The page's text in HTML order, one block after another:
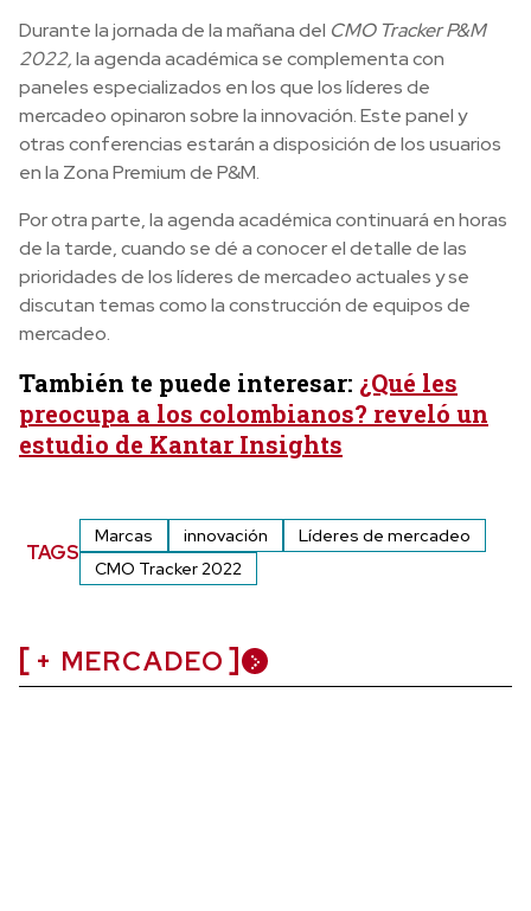
Durante la jornada de la mañana del CMO Tracker P&M
2022,la agenda académica se complementa con
paneles especializados en los que los líderes de
mercadeo opinaron sobre la innovación. Este panel y
otras conferencias estarán a disposición de los usuarios
en la Zona Premium de P&M.
Por otra parte, la agenda académica continuará en horas
de la tarde, cuando se dé a conocer el detalle de las
prioridades de los líderes de mercadeo actuales y se
discutan temas como la construcción de equipos de
mercadeo.
También te puede interesar: ¿Qué les
preocupa a los colombianos? reveló un
estudio de Kantar Insights
TAGS
Marcas innovación
Líderes de mercadeo
CMO Tracker 2022
+ MERCADEO